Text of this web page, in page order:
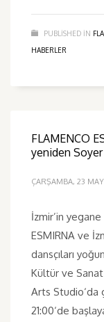
PUBLISHED IN
HABERLER
FLAMENCO
yeniden Soyer
ÇARŞAMBA, 23
İzmir’in
ESMIRNA ve
dansçıları
Kültür ve Sanat
Arts
21:00‘de